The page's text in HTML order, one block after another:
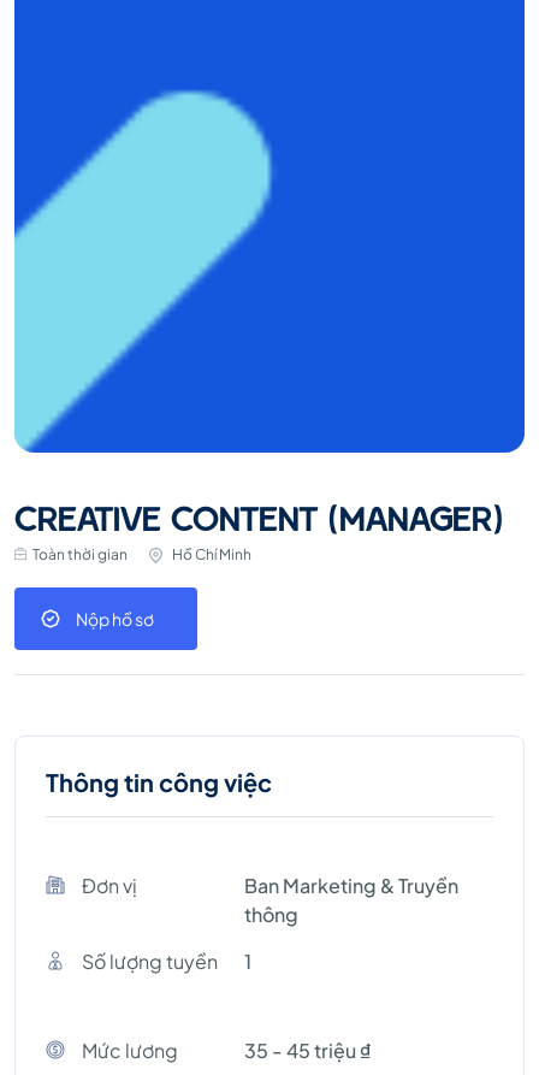
CREATIVE CONTENT (MANAGER)
Toàn thời gian Hồ Chí Minh
Nộp hồ sơ
Thông tin công việc
Đơn vị
Ban Marketing & Truyền
thông
Số lượng tuyền
1
Mức lương 35 - 45 triệu ₫